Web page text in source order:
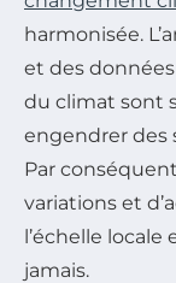
harmonisée.
et des
du climat sont
engendrer des
Par
variations et
l’échelle
jamais.